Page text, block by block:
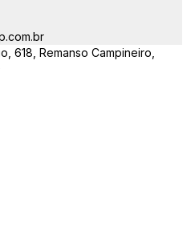
618, Remanso Campineiro,